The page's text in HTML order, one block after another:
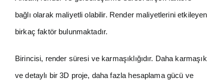
bağlı olarak maliyetli olabilir. Render maliyetlerini etkileyen
birkaç faktör bulunmaktadır.
Birincisi, render süresi ve karmaşıklığıdır. Daha karmaşık
ve detaylı bir 3D proje, daha fazla hesaplama gücü ve